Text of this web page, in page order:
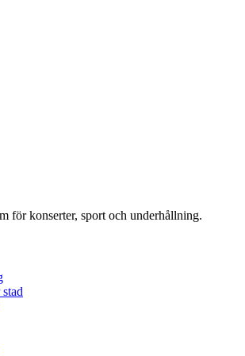
för konserter, sport och underhållning.